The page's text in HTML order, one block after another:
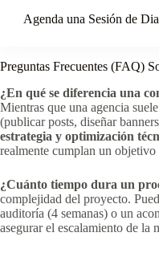
Agenda una Sesión de
Preguntas Frecuentes (FAQ)
¿En qué se diferencia una
Mientras que una agencia
(publicar posts, diseñar
estrategia y optimización
realmente cumplan un objetivo
¿Cuánto tiempo dura un
complejidad del proyecto.
auditoría (4 semanas) o un
asegurar el escalamiento de la